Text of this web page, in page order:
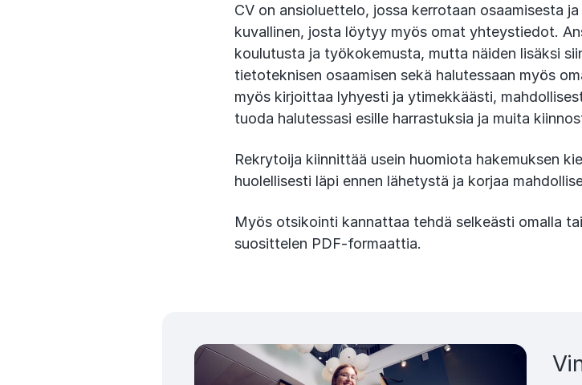
CV on ansioluettelo, jossa kerrotaan osaamisesta
kuvallinen, josta löytyy myös omat yhteystiedot.
koulutusta ja työkokemusta, mutta näiden lisäksi
tietoteknisen osaamisen sekä halutessaan myös
myös kirjoittaa lyhyesti ja ytimekkäästi,
tuoda halutessasi esille harrastuksia ja muita
Rekrytoija kiinnittää usein huomiota hakemuksen
huolellisesti läpi ennen lähetystä ja korjaa
Myös otsikointi kannattaa tehdä selkeästi omalla
suosittelen PDF-formaattia.